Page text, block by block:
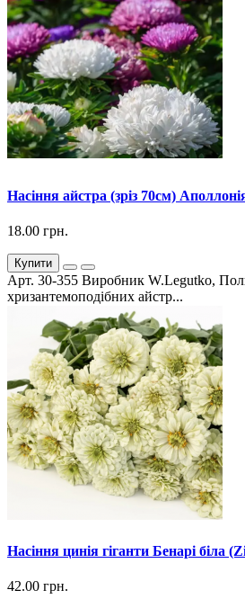
Насіння айстра (зріз 70см)
18.00 грн.
Купити
Арт. 30-355 Виробник W.Legutko,
хризантемоподібних айстр...
Насіння цинія гіганти Бенарі біла
42.00 грн.